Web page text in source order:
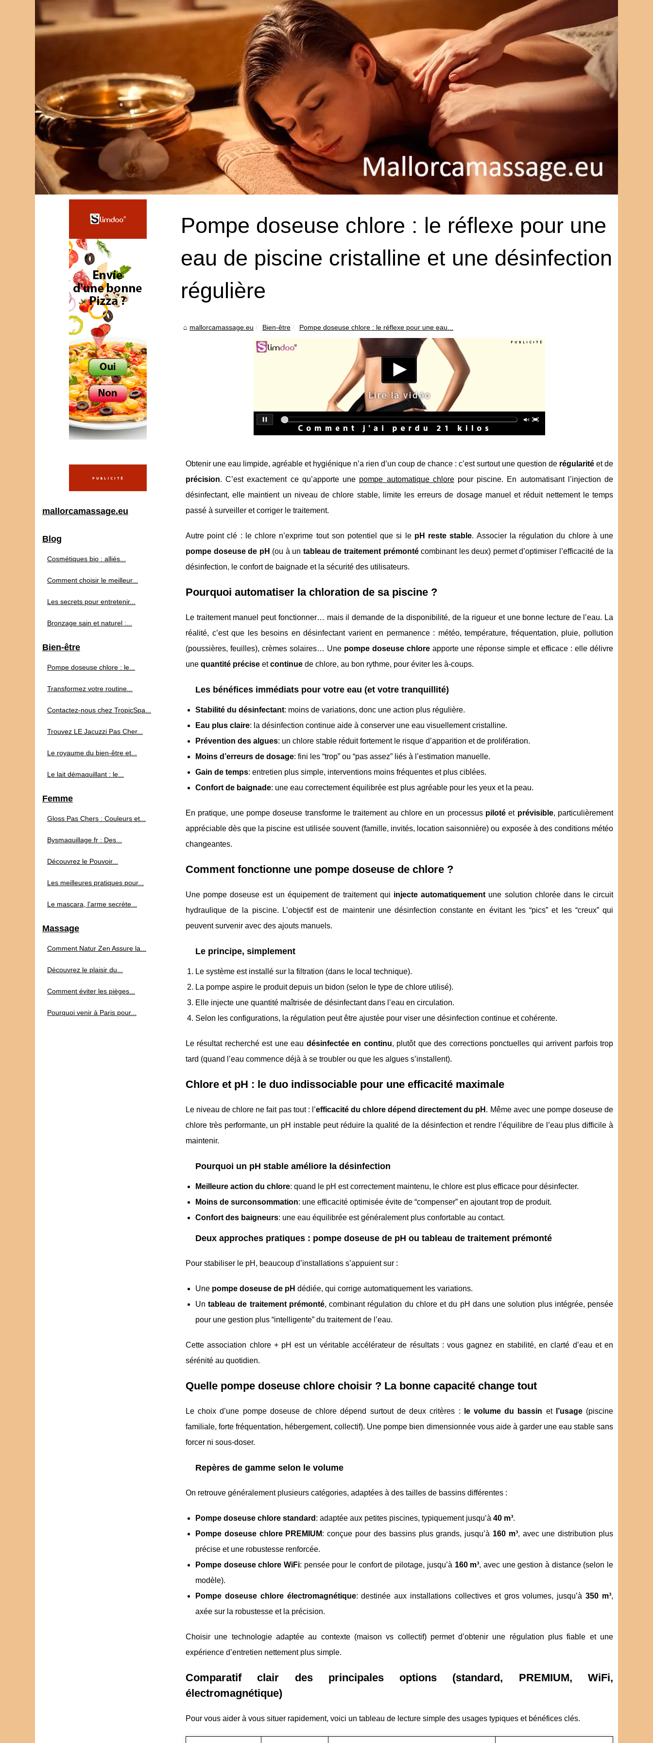
Pompe doseuse chlore : le réflexe pour une
eau de piscine cristalline et une désinfection
régulière
mallorcamassage.eu Bien-être Pompe doseuse chlore : le réflexe pour une eau...
Obtenir une eau limpide, agréable et hygiénique n’a rien d’un coup de chance : c’est surtout une question de régularité et de
précision. C’est exactement ce qu’apporte une pompe automatique chlorepour piscine. En automatisant l’injection de
désinfectant, elle maintient un niveau de chlore stable, limite les erreurs de dosage manuel et réduit nettement le temps
passé à surveiller et corriger le traitement.
Autre point clé : le chlore n’exprime tout son potentiel que si le pH reste stable. Associer la régulation du chlore à une
pompe doseuse de pH (ou à un tableau de traitement prémontécombinant les deux) permet d’optimiser l’efficacité de la
désinfection, le confort de baignade et la sécurité des utilisateurs.
Pourquoi automatiser la chloration de sa piscine ?
Le traitement manuel peut fonctionner… mais il demande de la disponibilité, de la rigueur et une bonne lecture de l’eau. La
réalité, c’est que les besoins en désinfectant varient en permanence : météo, température, fréquentation, pluie, pollution
(poussières, feuilles), crèmes solaires… Une pompe doseuse chlore apporte une réponse simple et efficace : elle délivre
une quantité précise etcontinue de chlore, au bon rythme, pour éviter les à-coups.
Les bénéfices immédiats pour votre eau (et votre tranquillité)
Stabilité du désinfectant: moins de variations, donc une action plus régulière.
Eau plus claire: la désinfection continue aide à conserver une eau visuellement cristalline.
Prévention des algues: un chlore stable réduit fortement le risque d’apparition et de prolifération.
Moins d’erreurs de dosage: fini les “trop” ou “pas assez” liés à l’estimation manuelle.
Gain de temps: entretien plus simple, interventions moins fréquentes et plus ciblées.
Confort de baignade: une eau correctement équilibrée est plus agréable pour les yeux et la peau.
En pratique, une pompe doseuse transforme le traitement au chlore en un processus piloté et prévisible, particulièrement
appréciable dès que la piscine est utilisée souvent (famille, invités, location saisonnière) ou exposée à des conditions météo
changeantes.
Comment fonctionne une pompe doseuse de chlore ?
Une pompe doseuse est un équipement de traitement qui injecte automatiquement une solution chlorée dans le circuit
hydraulique de la piscine. L’objectif est de maintenir une désinfection constante en évitant les “pics” et les “creux” qui
peuvent survenir avec des ajouts manuels.
Le principe, simplement
Le système est installé sur la filtration (dans le local technique).
La pompe aspire le produit depuis un bidon (selon le type de chlore utilisé).
Elle injecte une quantité maîtrisée de désinfectant dans l’eau en circulation.
Selon les configurations, la régulation peut être ajustée pour viser une désinfection continue et cohérente.
Le résultat recherché est une eau désinfectée en continu, plutôt que des corrections ponctuelles qui arrivent parfois trop
tard (quand l’eau commence déjà à se troubler ou que les algues s’installent).
Chlore et pH : le duo indissociable pour une efficacité maximale
Le niveau de chlore ne fait pas tout : l’efficacité du chlore dépend directement du pH . Même avec une pompe doseuse de
chlore très performante, un pH instable peut réduire la qualité de la désinfection et rendre l’équilibre de l’eau plus difficile à
maintenir.
Pourquoi un pH stable améliore la désinfection
Meilleure action du chlore: quand le pH est correctement maintenu, le chlore est plus efficace pour désinfecter.
Moins de surconsommation: une efficacité optimisée évite de “compenser” en ajoutant trop de produit.
Confort des baigneurs: une eau équilibrée est généralement plus confortable au contact.
Deux approches pratiques : pompe doseuse de pH ou tableau de traitement prémonté
Pour stabiliser le pH, beaucoup d’installations s’appuient sur :
Une pompe doseuse de pH dédiée, qui corrige automatiquement les variations.
Untableau de traitement prémonté, combinant régulation du chlore et du pH dans une solution plus intégrée, pensée
pour une gestion plus “intelligente” du traitement de l’eau.
Cette association chlore + pH est un véritable accélérateur de résultats : vous gagnez en stabilité, en clarté d’eau et en
sérénité au quotidien.
Quelle pompe doseuse chlore choisir ? La bonne capacité change tout
Le choix d’une pompe doseuse de chlore dépend surtout de deux critères : le volume du bassin et l’usage(piscine
familiale, forte fréquentation, hébergement, collectif). Une pompe bien dimensionnée vous aide à garder une eau stable sans
forcer ni sous-doser.
Repères de gamme selon le volume
On retrouve généralement plusieurs catégories, adaptées à des tailles de bassins différentes :
Pompe doseuse chlore standard : adaptée aux petites piscines, typiquement jusqu’à 40 m³.
Pompe doseuse chlore PREMIUM: conçue pour des bassins plus grands, jusqu’à 160 m³, avec une distribution plus
précise et une robustesse renforcée.
Pompe doseuse chlore WiFi: pensée pour le confort de pilotage, jusqu’à 160 m³, avec une gestion à distance (selon le
modèle).
Pompe doseuse chlore électromagnétique: destinée aux installations collectives et gros volumes, jusqu’à350 m³,
axée sur la robustesse et la précision.
Choisir une technologie adaptée au contexte (maison vs collectif) permet d’obtenir une régulation plus fiable et une
expérience d’entretien nettement plus simple.
Comparatif clair des principales options (standard, PREMIUM, WiFi,
électromagnétique)
Pour vous aider à vous situer rapidement, voici un tableau de lecture simple des usages typiques et bénéfices clés.
mallorcamassage.eu
Blog
Cosmétiques bio : alliés...
Comment choisir le meilleur...
Les secrets pour entretenir...
Bronzage sain et naturel :...
Bien-être
Pompe doseuse chlore : le...
Transformez votre routine...
Contactez-nous chez TropicSpa...
Trouvez LE Jacuzzi Pas Cher...
Le royaume du bien-être et...
Le lait démaquillant : le...
Femme
Gloss Pas Chers : Couleurs et...
Bysmaquillage.fr : Des...
Découvrez le Pouvoir...
Les meilleures pratiques pour...
Le mascara, l'arme secrète...
Massage
Comment Natur Zen Assure la...
Découvrez le plaisir du...
Comment éviter les pièges...
Pourquoi venir à Paris pour...